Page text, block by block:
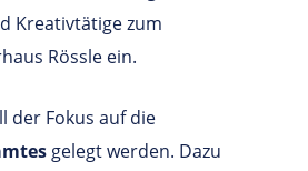
Kreativtätige zum
Rössle ein.
der Fokus auf die
gelegt werden. Dazu